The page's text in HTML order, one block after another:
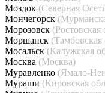
Моздок (Северная
Мончегорск
Морозовск (Ростовская
Моршанск (Тамбовская
Мосальск (Калужская
Москва (Москва)
Муравленко (Ямало-
Мураши (Кировская